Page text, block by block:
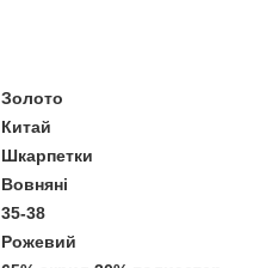
Золото
Китай
Шкарпетки
Вовняні
35-38
Рожевий